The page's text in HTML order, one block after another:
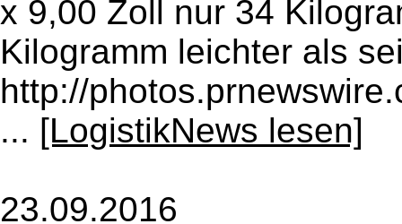
x 9,00 Zoll nur 34
Kilogramm leichter als
http://
... [LogistikNews lesen]
23.09.2016